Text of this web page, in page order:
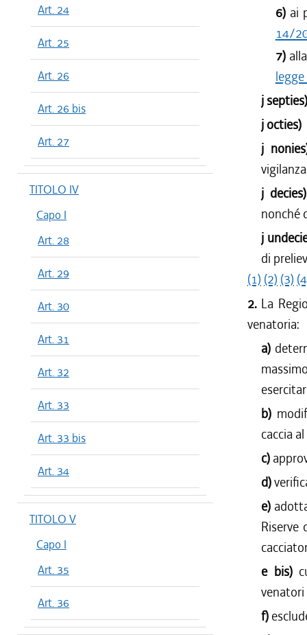
Art. 24
Art. 25
Art. 26
Art. 26 bis
Art. 27
TITOLO IV
Capo I
Art. 28
Art. 29
Art. 30
Art. 31
Art. 32
Art. 33
Art. 33 bis
Art. 34
TITOLO V
Capo I
Art. 35
Art. 36
6) ai
14/
7)
j septies)
j octies)
j
j decies)
nonché
j
di
(1) (2) (3)
2. La
venatoria:
a)
b)
caccia
c)
d)
e)
Riserve
e bis)
venatori
f)